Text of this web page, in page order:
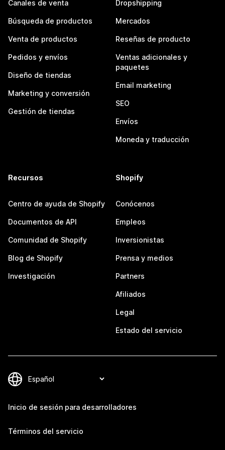
Canales de venta
Búsqueda de productos
Venta de productos
Pedidos y envíos
Diseño de tiendas
Marketing y conversión
Gestión de tiendas
Dropshipping
Mercados
Reseñas de producto
Ventas adicionales y
paquetes
Email marketing
SEO
Envíos
Moneda y traducción
Recursos
Centro de ayuda de Shopify
Documentos de API
Comunidad de Shopify
Blog de Shopify
Investigación
Shopify
Conócenos
Empleos
Inversionistas
Prensa y medios
Partners
Afiliados
Legal
Estado del servicio
Inicio de sesión para desarrolladores
Términos del servicio